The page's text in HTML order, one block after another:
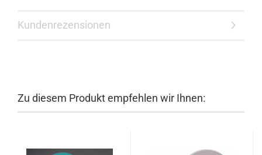
Kundenrezensionen
Zu diesem Produkt empfehlen wir Ihnen: